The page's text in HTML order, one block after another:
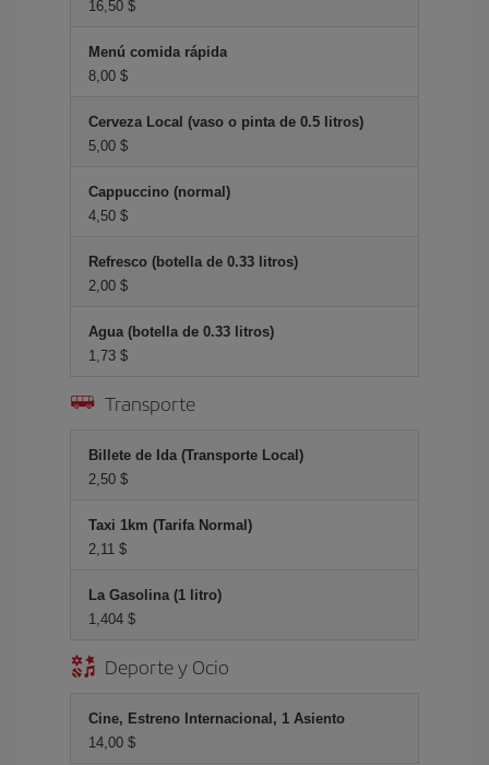
16,50 $
Menú comida rápida
8,00 $
Cerveza Local (vaso o pinta de 0.5 litros)
5,00 $
Cappuccino (normal)
4,50 $
Refresco (botella de 0.33 litros)
2,00 $
Agua (botella de 0.33 litros)
1,73 $
Transporte
Billete de Ida (Transporte Local)
2,50 $
Taxi 1km (Tarifa Normal)
2,11 $
La Gasolina (1 litro)
1,404 $
Deporte y Ocio
Cine, Estreno Internacional, 1 Asiento
14,00 $